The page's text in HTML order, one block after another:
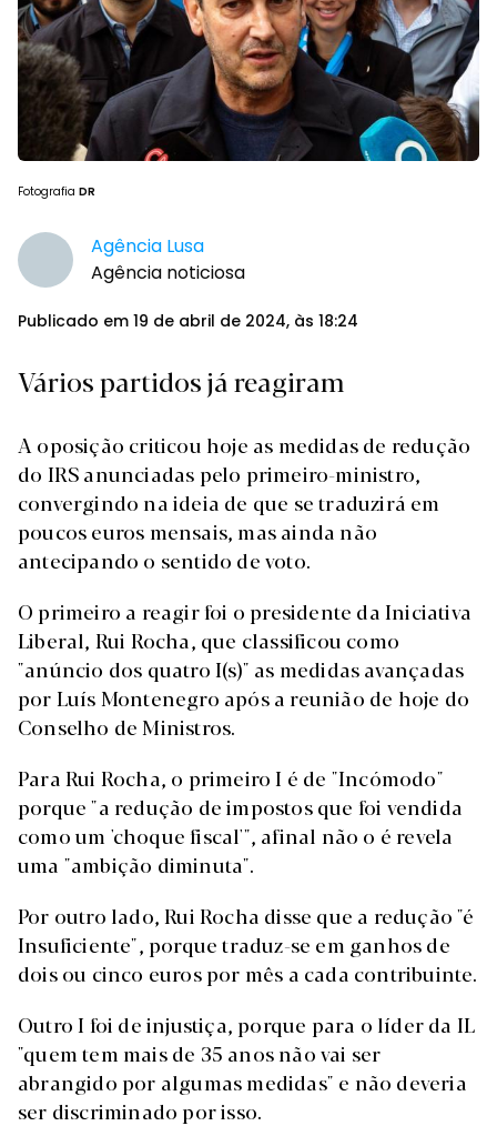
Fotografia DR
Agência Lusa
Agência noticiosa
Publicado em 19 de abril de 2024, às 18:24
Vários partidos já reagiram
A oposição criticou hoje as medidas de redução
do IRS anunciadas pelo primeiro-ministro,
convergindo na ideia de que se traduzirá em
poucos euros mensais, mas ainda não
antecipando o sentido de voto.
O primeiro a reagir foi o presidente da Iniciativa
Liberal, Rui Rocha, que classificou como
"anúncio dos quatro I(s)" as medidas avançadas
por Luís Montenegro após a reunião de hoje do
Conselho de Ministros.
Para Rui Rocha, o primeiro I é de "Incómodo"
porque "a redução de impostos que foi vendida
como um 'choque fiscal'", afinal não o é revela
uma "ambição diminuta".
Por outro lado, Rui Rocha disse que a redução "é
Insuficiente", porque traduz-se em ganhos de
dois ou cinco euros por mês a cada contribuinte.
Outro I foi de injustiça, porque para o líder da IL
"quem tem mais de 35 anos não vai ser
abrangido por algumas medidas" e não deveria
ser discriminado por isso.